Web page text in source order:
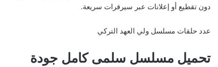
دون تقطيع أو إعلانات عبر سيرفرات سريعة.
عدد حلقات مسلسل ولي العهد التركي
تحميل مسلسل سلمى كامل جودة